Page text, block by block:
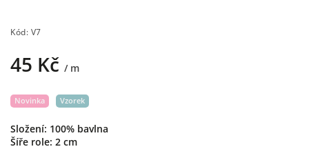
Kód: V7
45 Kč / m
Složení: 100% bavlna
Šíře role: 2 cm
Novinka Vzorek